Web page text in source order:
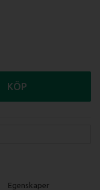
KÖP
Egenskaper